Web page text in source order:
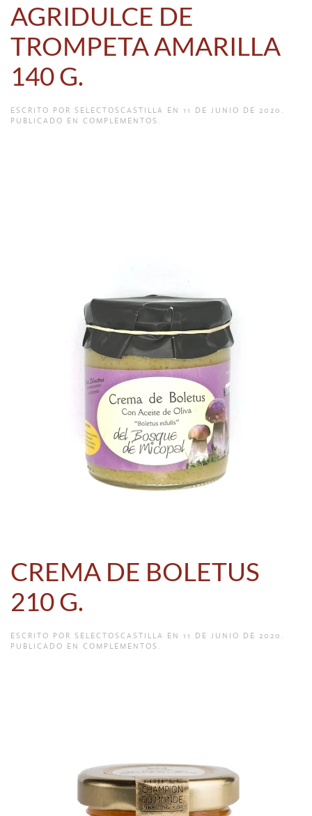
AGRIDULCE DE
TROMPETA AMARILLA
140 G.
ESCRITO POR SELECTOSCASTILLA EN 11 DE JUNIO DE 2020 .
PUBLICADO EN COMPLEMENTOS .
CREMA DE BOLETUS
210 G.
ESCRITO POR SELECTOSCASTILLA EN 11 DE JUNIO DE 2020
PUBLICADO EN COMPLEMENTOS